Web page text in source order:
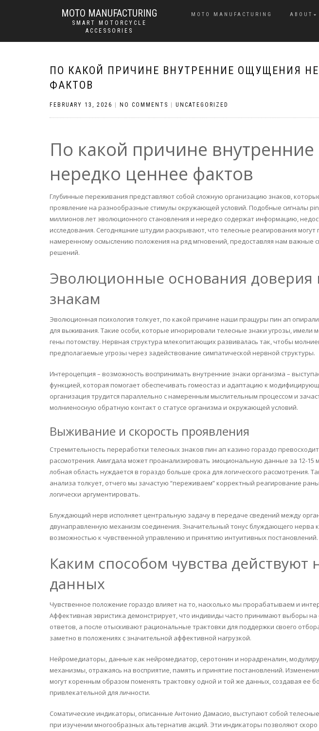
MOTO MANUFACTURING
SMART MOTORCYCLE
ACCESSORIES
MOTO MANUFACTURING ABOUT
ПО КАКОЙ ПРИЧИНЕ ВНУТРЕННИЕ ОЩУЩЕНИЯ
ФАКТОВ
FEBRUARY 13, 2026 NO COMMENTS UNCATEGORIZED
По какой причине
нередко ценнее фактов
Глубинные переживания представляют собой сложную организацию знаков,
проявление на разнообразные стимулы окружающей условий. Подобные сигналы
миллионов лет эволюционного становления и нередко содержат информацию,
исследования. Сегодняшние штудии раскрывают, что телесные реагирования
намеренному осмыслению положения на ряд мгновений, предоставляя нам важные
решений.
Эволюционные основания доверия
знакам
Эволюционная психология толкует, по какой причине наши пращуры пин ап
для выживания. Такие особи, которые игнорировали телесные знаки угрозы, имели
гены потомству. Нервная структура млекопитающих развивалась так, чтобы
предполагаемые угрозы через задействование симпатической нервной структуры.
Интероцепция – возможность воспринимать внутренние знаки организма –
функцией, которая помогает обеспечивать гомеостаз и адаптацию к
организация трудится параллельно с намеренным мыслительным процессом и
молниеносную обратную контакт о статусе организма и окружающей условий.
Выживание и скорость проявления
Стремительность переработки телесных знаков пин ап казино гораздо
рассмотрения. Амигдала может проанализировать эмоциональную данные за 12-15
лобная область нуждается в гораздо больше срока для логического рассмотрения.
анализа толкует, отчего мы зачастую “переживаем” корректный реагирование
логически аргументировать.
Блуждающий нерв исполняет центральную задачу в передаче сведений между
двунаправленную механизм соединения. Значительный тонус блуждающего нерва
возможностью к чувственной управлению и принятию интуитивных постановлений.
Каким способом чувства действуют
данных
Чувственное положение гораздо влияет на то, насколько мы прорабатываем и
Аффективная эвристика демонстрирует, что индивиды часто принимают выборы
ответов, а после отыскивают рациональные трактовки для поддержки своего
заметно в положениях с значительной аффективной нагрузкой.
Нейромедиаторы, данные как нейромедиатор, серотонин и норадреналин,
механизмы, отражаясь на восприятие, память и принятие постановлений.
могут коренным образом поменять трактовку одной и той же данных, создавая ее
привлекательной для личности.
Соматические индикаторы, описанные Антонио Дамасио, выступают собой
при изучении многообразных альтернатив акций. Эти индикаторы позволяют